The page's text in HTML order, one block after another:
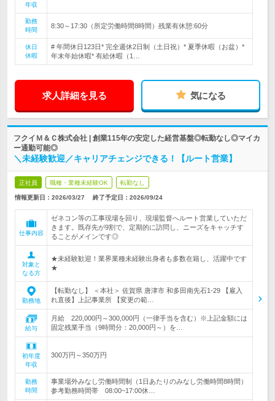
年収
勤務
時間
8:30～17:30（所定労働時間8時間）残業有休憩:60分
休日
休暇
# 年間休日123日* 完全週休2日制（土日祝）* 夏季休暇（お盆）*
年末年始休暇* 有給休暇（1…
求人詳細を見る 気になる
フクイＭ＆Ｃ株式会社 | 創業115年の安定した経営基盤◎転勤なし◎マイカ
ー通勤可能◎
＼未経験歓迎／キャリアチェンジできる！【ルート営業】
正社員 職種・業種未経験OK 転勤なし
情報更新日：2026/03/27 終了予定日： 2026/09/24
仕事内容
ゼネコン等の工事現場を回り、現場監督へルート営業していただ
きます。既存先が9割で、定期的に訪問し、ニーズをキャッチす
ることがメインです◎
対象と
なる方
★未経験歓迎！業界業種未経験出身者も多数在籍し、活躍中です
★
勤務地
【転勤なし】 ＜本社＞ 佐賀県 唐津市 和多田南先石1-29 【雇入
れ直後】上記事業所 【変更の範…
給与
月給 220,000円～300,000円（一律手当を含む）※上記金額には
固定残業手当（9時間分：20,000円～）を…
初年度
年収
300万円～350万円
勤務
時間
事業場外みなし労働時間制（1日あたりのみなし労働時間8時間）
参考勤務時間帯 08:00~17:00休…